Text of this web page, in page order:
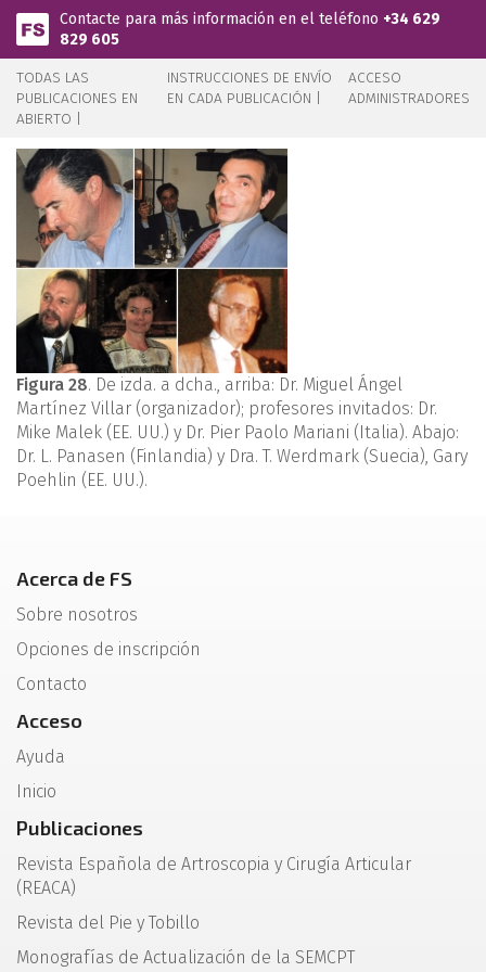
Pasar al contenido principal
Contacte para más información en el teléfono +34 629
829 605
TODAS LAS
PUBLICACIONES EN
ABIERTO |
INSTRUCCIONES DE ENVÍO
EN CADA PUBLICACIÓN |
ACCESO
ADMINISTRADORES
Figura 28. De izda. a dcha., arriba: Dr. Miguel Ángel
Martínez Villar (organizador); profesores invitados: Dr.
Mike Malek (EE. UU.) y Dr. Pier Paolo Mariani (Italia). Abajo:
Dr. L. Panasen (Finlandia) y Dra. T. Werdmark (Suecia), Gary
Poehlin (EE. UU.).
Acerca de FS
Sobre nosotros
Opciones de inscripción
Contacto
Acceso
Ayuda
Inicio
Publicaciones
Revista Española de Artroscopia y Cirugía Articular
(REACA)
Revista del Pie y Tobillo
Monografías de Actualización de la SEMCPT